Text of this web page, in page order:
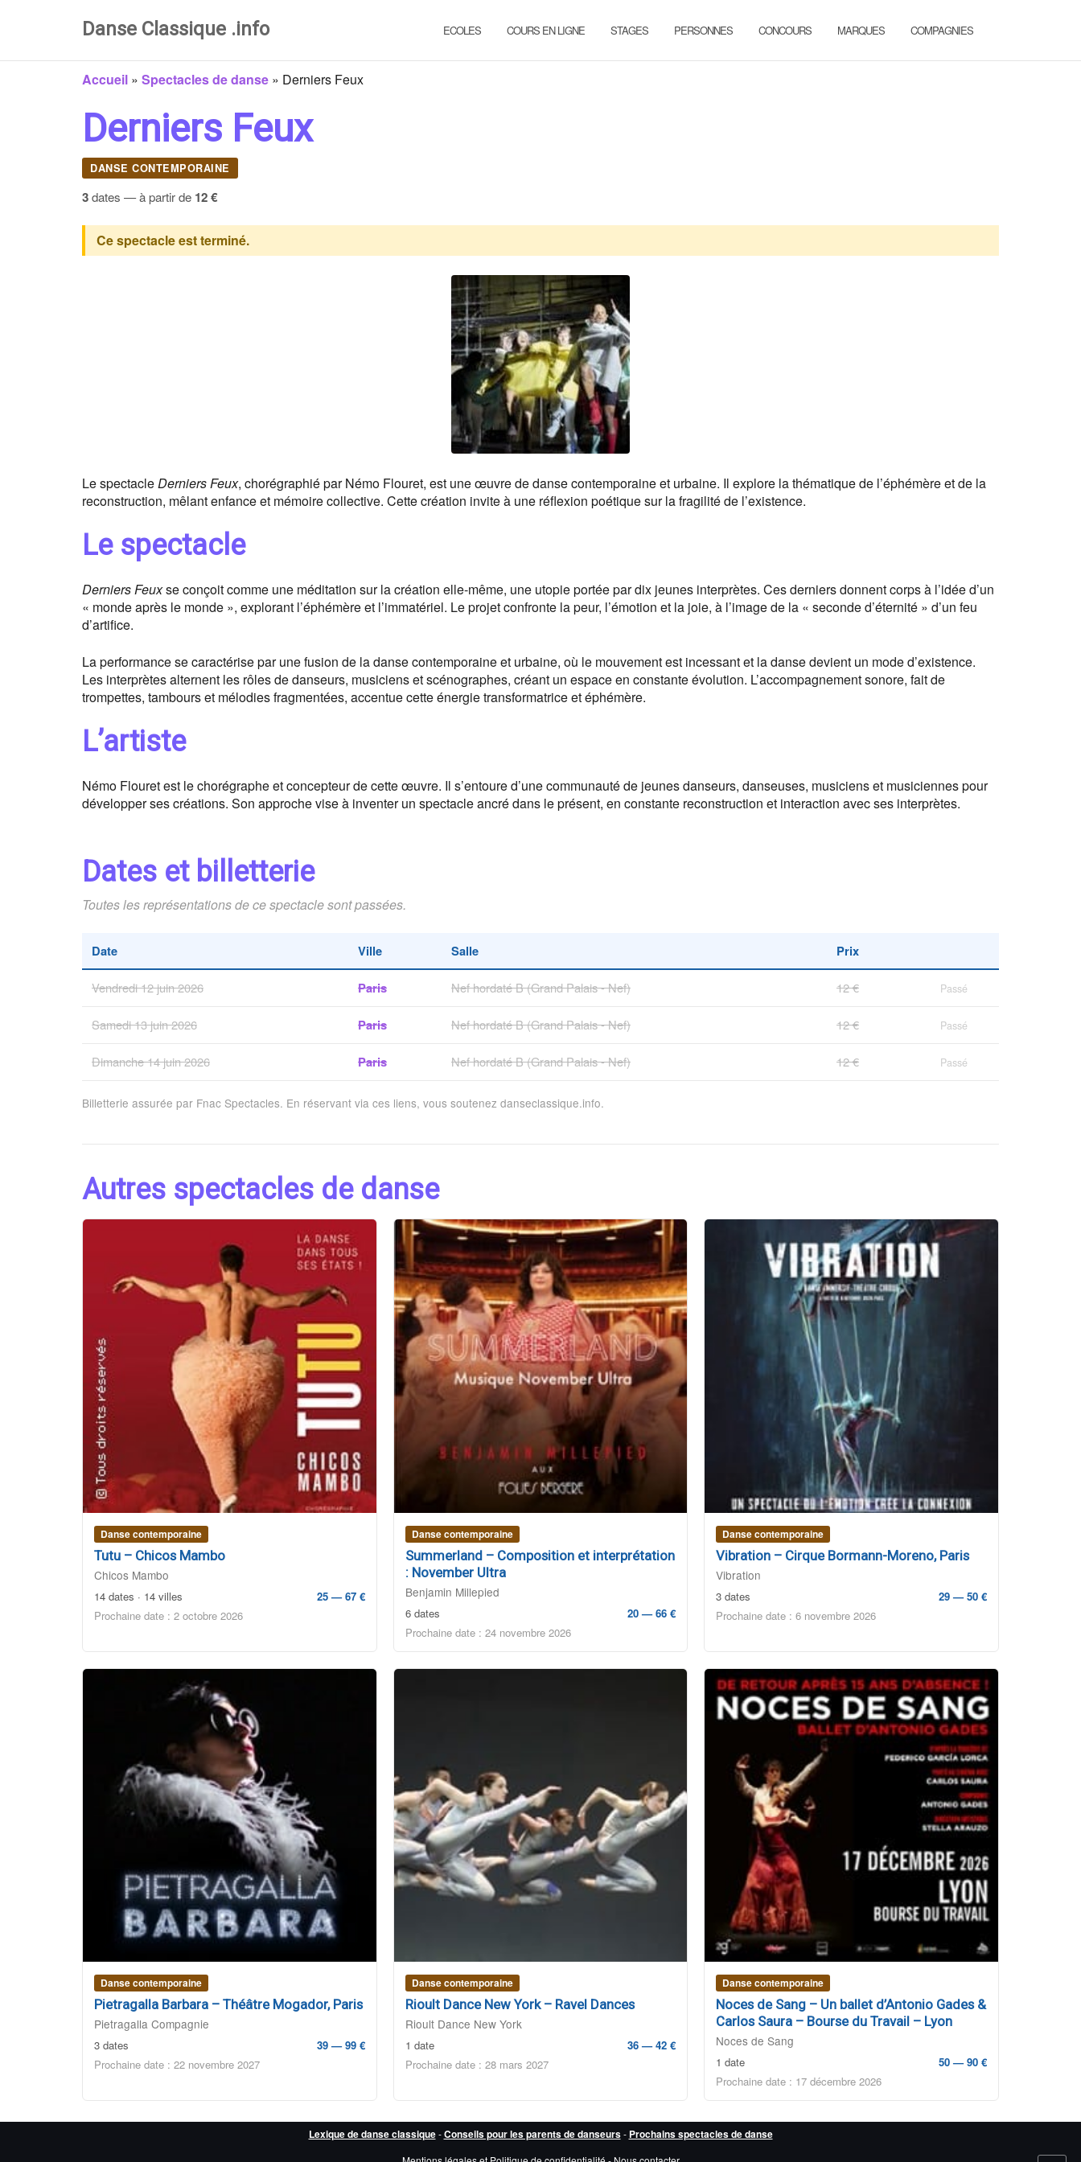
Danse Classique .info ECOLES COURS EN LIGNE STAGES PERSONNES CONCOURS MARQUES COMPAGNIES
Accueil » Spectacles de danse » Derniers Feux
Derniers Feux
DANSE CONTEMPORAINE
3dates — à partir de 12 €
Ce spectacle est terminé.
Le spectacleDerniers Feux, chorégraphié par Némo Flouret, est une œuvre de danse contemporaine et urbaine. Il explore la thématique de l’éphémère et de la
reconstruction, mêlant enfance et mémoire collective. Cette création invite à une réflexion poétique sur la fragilité de l’existence.
Le spectacle
Derniers Feuxse conçoit comme une méditation sur la création elle-même, une utopie portée par dix jeunes interprètes. Ces derniers donnent corps à l’idée d’un
« monde après le monde », explorant l’éphémère et l’immatériel. Le projet confronte la peur, l’émotion et la joie, à l’image de la « seconde d’éternité » d’un feu
d’artifice.
La performance se caractérise par une fusion de la danse contemporaine et urbaine, où le mouvement est incessant et la danse devient un mode d’existence.
Les interprètes alternent les rôles de danseurs, musiciens et scénographes, créant un espace en constante évolution. L’accompagnement sonore, fait de
trompettes, tambours et mélodies fragmentées, accentue cette énergie transformatrice et éphémère.
L’artiste
Némo Flouret est le chorégraphe et concepteur de cette œuvre. Il s’entoure d’une communauté de jeunes danseurs, danseuses, musiciens et musiciennes pour
développer ses créations. Son approche vise à inventer un spectacle ancré dans le présent, en constante reconstruction et interaction avec ses interprètes.
Dates et billetterie
Toutes les représentations de ce spectacle sont passées.
Date Ville Salle Prix
Vendredi 12 juin 2026 Paris Nef hordaté B (Grand Palais - Nef) 12 € Passé
Samedi 13 juin 2026 Paris Nef hordaté B (Grand Palais - Nef) 12 € Passé
Dimanche 14 juin 2026 Paris Nef hordaté B (Grand Palais - Nef) 12 € Passé
Billetterie assurée par Fnac Spectacles. En réservant via ces liens, vous soutenez danseclassique.info.
Autres spectacles de danse
Danse contemporaine
Tutu – Chicos Mambo
Chicos Mambo
14 dates · 14 villes
25 — 67 €
Prochaine date : 2 octobre 2026
Danse contemporaine
Summerland – Composition et interprétation
: November Ultra
Benjamin Millepied
6 dates
20 — 66 €
Prochaine date : 24 novembre 2026
Danse contemporaine
Vibration – Cirque Bormann-Moreno, Paris
Vibration
3 dates
29 — 50 €
Prochaine date : 6 novembre 2026
Danse contemporaine
Pietragalla Barbara – Théâtre Mogador, Paris
Pietragalla Compagnie
3 dates
39 — 99 €
Prochaine date : 22 novembre 2027
Danse contemporaine
Rioult Dance New York – Ravel Dances
Rioult Dance New York
1 date
36 — 42 €
Prochaine date : 28 mars 2027
Danse contemporaine
Noces de Sang – Un ballet d’Antonio Gades &
Carlos Saura – Bourse du Travail – Lyon
Noces de Sang
1 date
50 — 90 €
Prochaine date : 17 décembre 2026
Lexique de danse classique-Conseils pour les parents de danseurs- Prochains spectacles de danse